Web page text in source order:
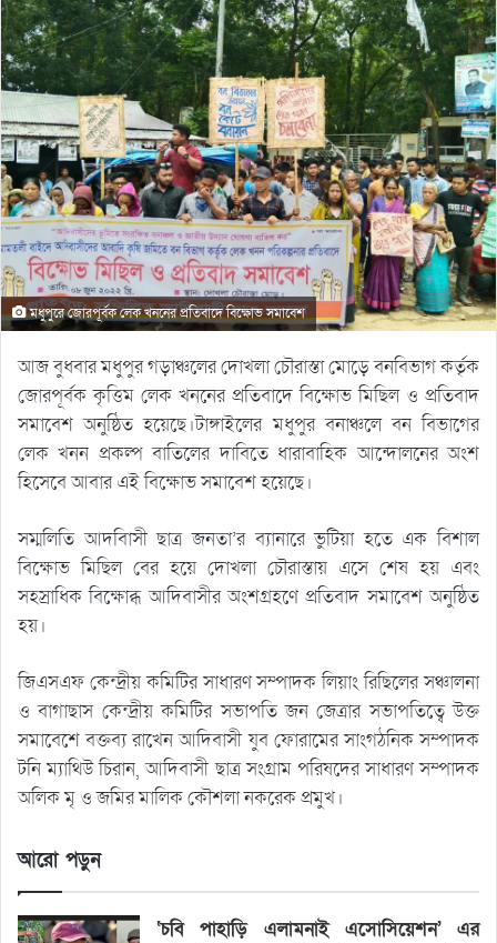
মধুপুরে জোরপূর্বক লেক খননের প্রতিবাদে বিক্ষোভ সমাবেশ
আজ বুধবার মধুপুর গড়াঞ্চলের দোখলা চৌরাস্তা মোড়ে বনবিভাগ কর্তৃক
জোরপূর্বক কৃত্তিম লেক খননের প্রতিবাদে বিক্ষোভ মিছিল ও প্রতিবাদ
সমাবেশ অনুষ্ঠিত হয়েছে।টাঙ্গাইলের মধুপুর বনাঞ্চলে বন বিভাগের
লেক খনন প্রকল্প বাতিলের দাবিতে ধারাবাহিক আন্দোলনের অংশ
হিসেবে আবার এই বিক্ষোভ সমাবেশ হয়েছে।
সম্মলিতি আদবিাসী ছাত্র জনতা’র ব্যানারে ভুটিয়া হতে এক বিশাল
বিক্ষোভ মিছিল বের হয়ে দোখলা চৌরাস্তায় এসে শেষ হয় এবং
সহস্রাধিক বিক্ষোব্ধ আদিবাসীর অংশগ্রহণে প্রতিবাদ সমাবেশ অনুষ্ঠিত
হয়।
জিএসএফ কেন্দ্রীয় কমিটির সাধারণ সম্পাদক লিয়াং রিছিলের সঞ্চালনা
ও বাগাছাস কেন্দ্রীয় কমিটির সভাপতি জন জেত্রার সভাপতিত্বে উক্ত
সমাবেশে বক্তব্য রাখেন আদিবাসী যুব ফোরামের সাংগঠনিক সম্পাদক
টনি ম্যাথিউ চিরান, আদিবাসী ছাত্র সংগ্রাম পরিষদের সাধারণ সম্পাদক
অলিক মৃ ও জমির মালিক কৌশলা নকরেক প্রমুখ।
আরো পড়ুন
‘চবি পাহাড়ি এলামনাই এসোসিয়েশন’ এর